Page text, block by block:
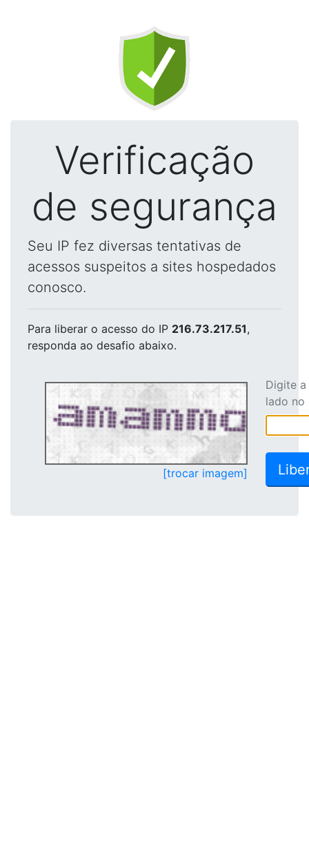
Verificação
de segurança
Seu IP fez diversas tentativas de
acessos suspeitos a sites hospedados
conosco.
Para liberar o acesso do IP 216.73.217.51,
responda ao desafio abaixo.
[trocar imagem]
Digite
lado no